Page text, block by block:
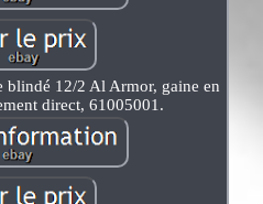
blindé 12/2 Al Armor, gaine en
direct, 61005001.